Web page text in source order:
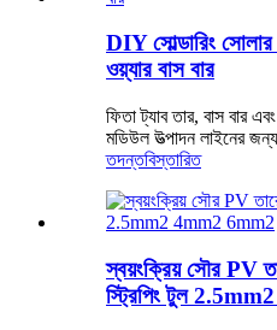
DIY সোল্ডারিং
ওয়্যার বাস বার
ফিতা ট্যাব তার, বাস বার
মডিউল উত্পাদন লাইনের
তদন্তবিস্তারিত
স্বয়ংক্রিয় সৌর PV
স্ট্রিপিং টুল